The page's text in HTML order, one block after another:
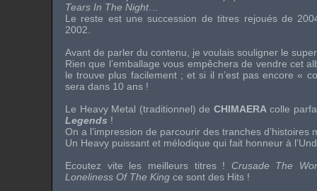
Tears In The Night…
Le reste est une succession de titres rejoués de
2002.
Avant de parler du contenu, je voulais souligner le
Rien que l’emballage vous empêchera de vendre cet
le trouve plus facilement ; et si il n’est pas encore «
sera dans 10 ans !
Le Heavy Metal (traditionnel) de CHIMAERA colle
Legends !
On a l’impression de parcourir des tranches d’histoires
Un Heavy puissant et mélodique qui fait honneur à l’
Ecoutez vite les meilleurs titres ! Crusade The
Loneliness Of The King ce sont des Hits !